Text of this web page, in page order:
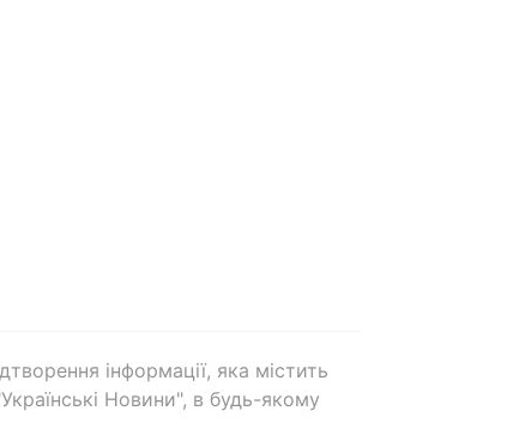
інформації, яка містить
Новини", в будь-якому